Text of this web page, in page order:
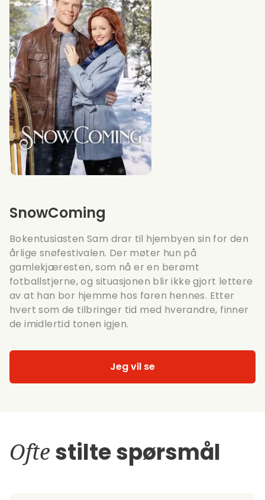
SnowComing
Bokentusiasten Sam drar til hjembyen sin for den
årlige snøfestivalen. Der møter hun på
gamlekjæresten, som nå er en berømt
fotballstjerne, og situasjonen blir ikke gjort lettere
av at han bor hjemme hos faren hennes. Etter
hvert som de tilbringer tid med hverandre, finner
de imidlertid tonen igjen.
Jeg vil se
Ofte stilte spørsmål